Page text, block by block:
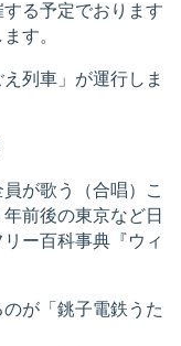
る予定でおります
す。
列車」が運行しま
が歌う（合唱）こ
前後の東京など日
ー百科事典『ウィ
が「銚子電鉄うた